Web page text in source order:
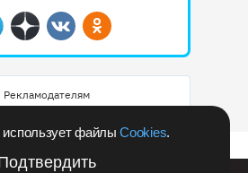
использует файлыCookies.
ДзенВконтактеОдноклассники
Рекламодателям